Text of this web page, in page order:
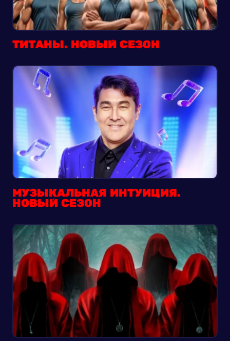
ТИТАНЫ. НОВЫЙ СЕЗОН
МУЗЫКАЛЬНАЯ ИНТУИЦИЯ.
НОВЫЙ СЕЗОН